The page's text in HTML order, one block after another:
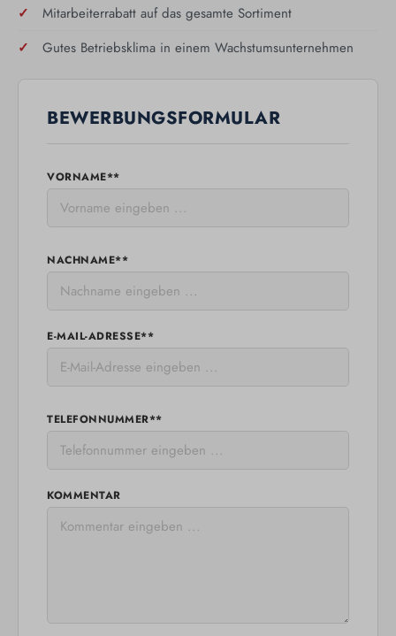
Mitarbeiterrabatt auf das gesamte Sortiment
Gutes Betriebsklima in einem Wachstumsunternehmen
BEWERBUNGSFORMULAR
VORNAME**
NACHNAME**
E-MAIL-ADRESSE**
TELEFONNUMMER**
KOMMENTAR